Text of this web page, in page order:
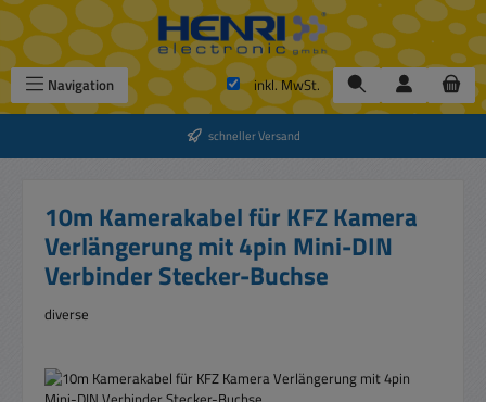
Zum Hauptinhalt springen
Navigation inkl. MwSt.
schneller Versand
10m Kamerakabel für KFZ Kamera
Verlängerung mit 4pin Mini-DIN
Verbinder Stecker-Buchse
diverse
Bildergalerie überspringen